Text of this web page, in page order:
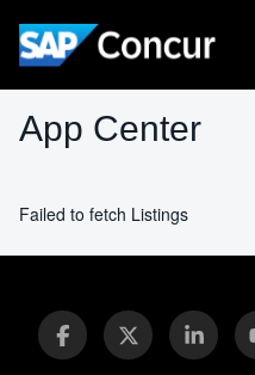
App Center
Failed to fetch Listings